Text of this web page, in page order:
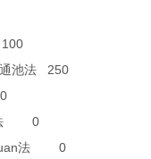
池法 250
0
法 0